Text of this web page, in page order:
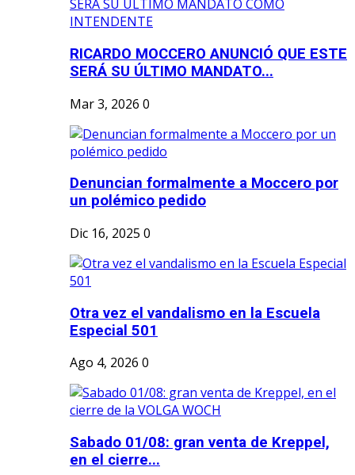
RICARDO MOCCERO ANUNCIÓ QUE ESTE
SERÁ SU ÚLTIMO MANDATO...
Mar 3, 2026 0
Denuncian formalmente a Moccero por
un polémico pedido
Dic 16, 2025 0
Otra vez el vandalismo en la Escuela
Especial 501
Ago 4, 2026 0
Sabado 01/08: gran venta de Kreppel,
en el cierre...